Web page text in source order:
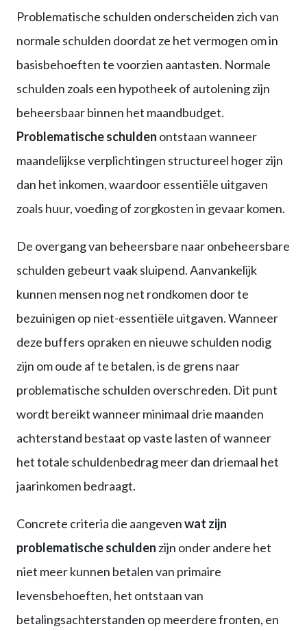
Problematische schulden onderscheiden zich van
normale schulden doordat ze het vermogen om in
basisbehoeften te voorzien aantasten. Normale
schulden zoals een hypotheek of autolening zijn
beheersbaar binnen het maandbudget.
Problematische schulden ontstaan wanneer
maandelijkse verplichtingen structureel hoger zijn
dan het inkomen, waardoor essentiële uitgaven
zoals huur, voeding of zorgkosten in gevaar komen.
De overgang van beheersbare naar onbeheersbare
schulden gebeurt vaak sluipend. Aanvankelijk
kunnen mensen nog net rondkomen door te
bezuinigen op niet-essentiële uitgaven. Wanneer
deze buffers opraken en nieuwe schulden nodig
zijn om oude af te betalen, is de grens naar
problematische schulden overschreden. Dit punt
wordt bereikt wanneer minimaal drie maanden
achterstand bestaat op vaste lasten of wanneer
het totale schuldenbedrag meer dan driemaal het
jaarinkomen bedraagt.
Concrete criteria die aangevenwat zijn
problematische schulden zijn onder andere het
niet meer kunnen betalen van primaire
levensbehoeften, het ontstaan van
betalingsachterstanden op meerdere fronten, en